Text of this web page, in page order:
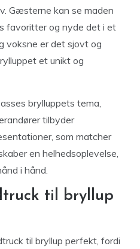
Gæsterne kan se maden
favoritter og nyde det i et
voksne er det sjovt og
et unikt og
brylluppets tema,
tilbyder
som matcher
en helhedsoplevelse,
i hånd.
til bryllup
til bryllup perfekt, fordi